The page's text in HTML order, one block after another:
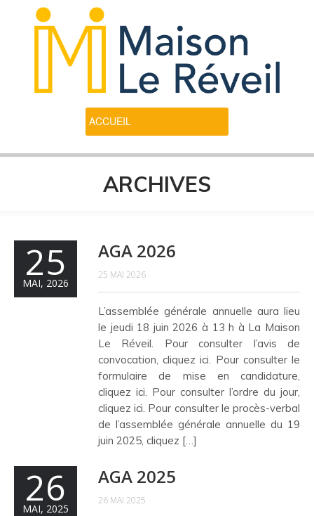
ARCHIVES
25
MAI, 2026
AGA 2026
25 MAI 2026
L’assemblée générale annuelle aura lieu
le jeudi 18 juin 2026 à 13 h à La Maison
Le Réveil. Pour consulter l’avis de
convocation, cliquez ici. Pour consulter le
formulaire de mise en candidature,
cliquez ici. Pour consulter l’ordre du jour,
cliquez ici. Pour consulter le procès-verbal
de l’assemblée générale annuelle du 19
juin 2025, cliquez […]
26
MAI, 2025
AGA 2025
26 MAI 2025